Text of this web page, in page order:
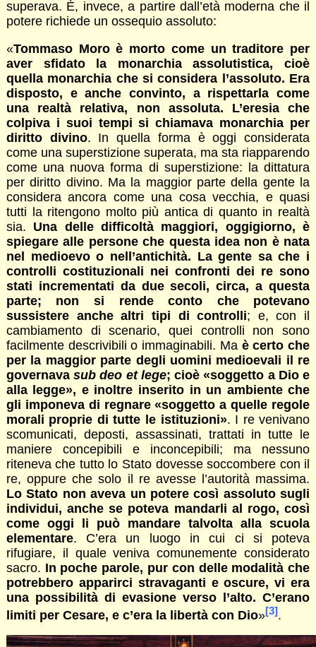
superava. È, invece, a partire dall’età moderna che il
potere richiede un ossequio assoluto:
«Tommaso Moro è morto come un traditore per
aver sfidato la monarchia assolutistica, cioè
quella monarchia che si considera l’assoluto. Era
disposto, e anche convinto, a rispettarla come
una realtà relativa, non assoluta. L’eresia che
colpiva i suoi tempi si chiamava monarchia per
diritto divino. In quella forma è oggi considerata
come una superstizione superata, ma sta riapparendo
come una nuova forma di superstizione: la dittatura
per diritto divino. Ma la maggior parte della gente la
considera ancora come una cosa vecchia, e quasi
tutti la ritengono molto più antica di quanto in realtà
sia. Una delle difficoltà maggiori, oggigiorno, è
spiegare alle persone che questa idea non è nata
nel medioevo o nell’antichità. La gente sa che i
controlli costituzionali nei confronti dei re sono
stati incrementati da due secoli, circa, a questa
parte; non si rende conto che potevano
sussistere anche altri tipi di controlli; e, con il
cambiamento di scenario, quei controlli non sono
facilmente descrivibili o immaginabili. Ma è certo che
per la maggior parte degli uomini medioevali il re
governava sub deo et lege; cioè «soggetto a Dio e
alla legge», e inoltre inserito in un ambiente che
gli imponeva di regnare «soggetto a quelle regole
morali proprie di tutte le istituzioni». I re venivano
scomunicati, deposti, assassinati, trattati in tutte le
maniere concepibili e inconcepibili; ma nessuno
riteneva che tutto lo Stato dovesse soccombere con il
re, oppure che solo il re avesse l’autorità massima.
Lo Stato non aveva un potere così assoluto sugli
individui, anche se poteva mandarli al rogo, così
come oggi li può mandare talvolta alla scuola
elementare. C’era un luogo in cui ci si poteva
rifugiare, il quale veniva comunemente considerato
sacro. In poche parole, pur con delle modalità che
potrebbero apparirci stravaganti e oscure, vi era
una possibilità di evasione verso l’alto. C’erano
limiti per Cesare, e c’era la libertà con Dio»[3].